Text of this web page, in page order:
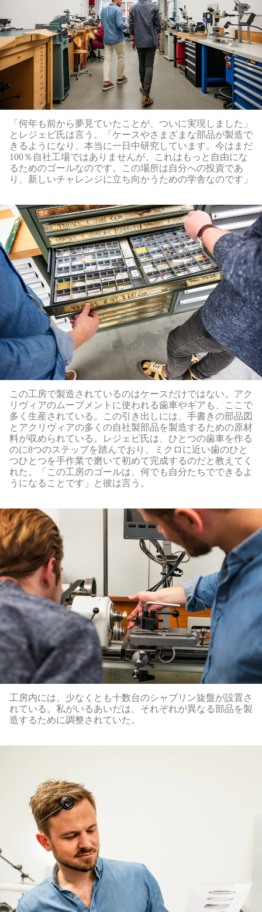
「何年も前から夢見ていたことが、ついに実現しました」
とレジェピ氏は言う。「ケースやさまざまな部品が製造で
きるようになり、本当に一日中研究しています。今はまだ
100％自社工場ではありませんが、これはもっと自由にな
るためのゴールなのです。この場所は自分への投資であ
り、新しいチャレンジに立ち向かうための学舎なのです」
この工房で製造されているのはケースだけではない。アク
リヴィアのムーブメントに使われる歯車やギアも、ここで
多く生産されている。この引き出しには、手書きの部品図
とアクリヴィアの多くの自社製部品を製造するための原材
料が収められている。レジェピ氏は、ひとつの歯車を作る
のに8つのステップを踏んでおり、ミクロに近い歯のひと
つひとつを手作業で磨いて初めて完成するのだと教えてく
れた。「この工房のゴールは、何でも自分たちでできるよ
うになることです」と彼は言う。
工房内には、少なくとも十数台のシャブリン旋盤が設置さ
れている。私がいるあいだは、それぞれが異なる部品を製
造するために調整されていた。